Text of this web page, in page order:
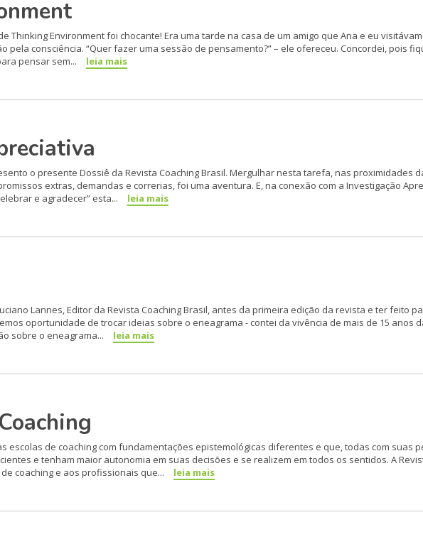
Thinking Environment foi chocante! Era uma tarde na casa de um amigo que Ana e eu
pela consciência. “Quer fazer uma sessão de pensamento?” – ele ofereceu. Concordei, pois
pensar sem...
leia mais
o presente Dossiê da Revista Coaching Brasil. Mergulhar nesta tarefa, nas proximidades
extras, demandas e correrias, foi uma aventura. E, na conexão com a Investigação
e agradecer” esta...
leia mais
Lannes, Editor da Revista Coaching Brasil, antes da primeira edição da revista e ter feito
oportunidade de trocar ideias sobre o eneagrama - contei da vivência de mais de 15 anos
sobre o eneagrama...
leia mais
escolas de coaching com fundamentações epistemológicas diferentes e que, todas com suas
e tenham maior autonomia em suas decisões e se realizem em todos os sentidos. A
coaching e aos profissionais que...
leia mais